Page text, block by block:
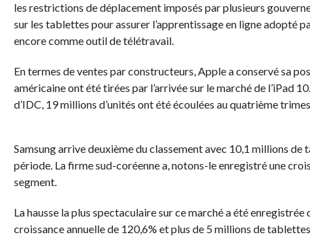
les restrictions de déplacement imposés par plusieurs
sur les tablettes pour assurer l’apprentissage en ligne adopté
encore comme outil de télétravail.
En termes de ventes par constructeurs, Apple a conservé sa
américaine ont été tirées par l’arrivée sur le marché de l’iPad
d’IDC, 19 millions d’unités ont été écoulées au quatrième
Samsung arrive deuxième du classement avec 10,1 millions de
période. La firme sud-coréenne a, notons-le enregistré une
segment.
La hausse la plus spectaculaire sur ce marché a été enregistrée
croissance annuelle de 120,6% et plus de 5 millions de